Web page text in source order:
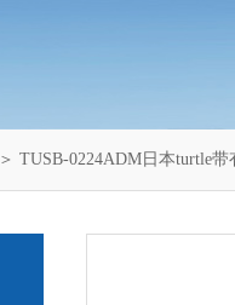
＞ TUSB-0224ADM日本turtle